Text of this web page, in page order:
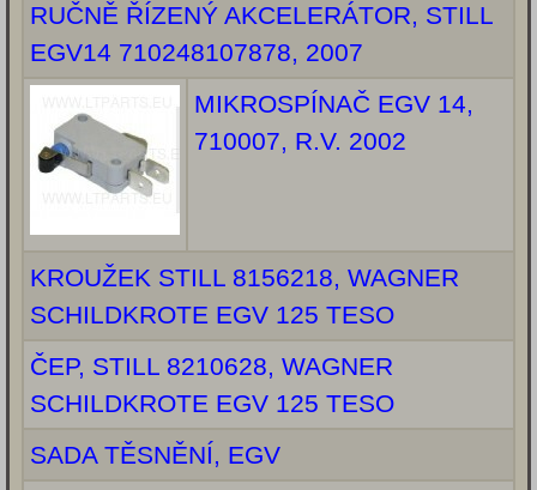
RUČNĚ ŘÍZENÝ AKCELERÁTOR, STILL
EGV14 710248107878, 2007
MIKROSPÍNAČ EGV 14,
710007, R.V. 2002
KROUŽEK STILL 8156218, WAGNER
SCHILDKROTE EGV 125 TESO
ČEP, STILL 8210628, WAGNER
SCHILDKROTE EGV 125 TESO
SADA TĚSNĚNÍ, EGV